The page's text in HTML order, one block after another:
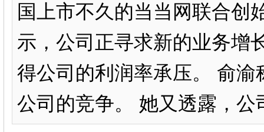
国上市不久的当当网联合创
示，公司正寻求新的业务增
得公司的利润率承压。 俞
公司的竞争。 她又透露，